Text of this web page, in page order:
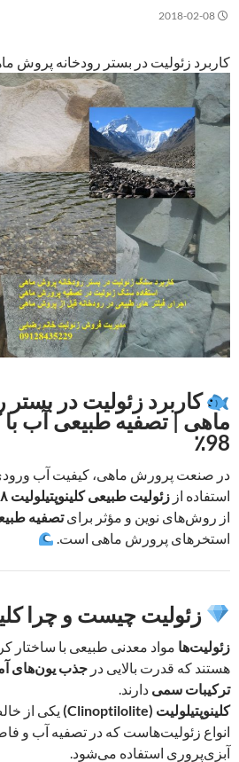
2018-02-08
کاربرد زئولیت در بستر رودخانه پروش
کاربرد زئولیت در
ماهی | تصفیه طبیعی آب با
98٪
در صنعت پرورش ماهی، کیفیت آب
استفاده از زئولیت طبیعی کلینوپتیلولیت ۹۸٪
از روش‌های نوین و مؤثر برایتصفیه
استخرهای پرورش ماهی است.
زئولیت چیست و چرا
زئولیت‌ها مواد معدنی طبیعی با ساختار
هستند که قدرت بالایی در جذب یون‌های
ترکیبات سمی دارند.
کلینوپتیلولیت (Clinoptilolite)
یکی از
انواع زئولیت‌هاست که در تصفیه آب و
آبزی‌پروری استفاده می‌شود.